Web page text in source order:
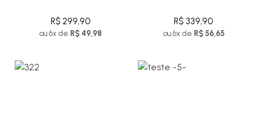
R$ 299,90
ou 6x de R$ 49,98
R$ 339,90
ou 6x de R$ 56,65